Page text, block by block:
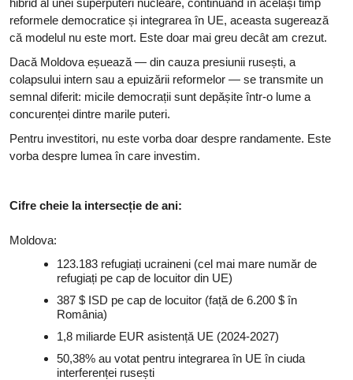
reformele democratice și integrarea în UE, aceasta sugerează
că modelul nu este mort. Este doar mai greu decât am crezut.
Dacă Moldova eșuează — din cauza presiunii rusești, a
colapsului intern sau a epuizării reformelor — se transmite un
semnal diferit: micile democrații sunt depășite într-o lume a
concurenței dintre marile puteri.
Pentru investitori, nu este vorba doar despre randamente. Este
vorba despre lumea în care investim.
Cifre cheie la intersecție de ani:
Moldova:
123.183 refugiați ucraineni (cel mai mare număr de
refugiați pe cap de locuitor din UE)
387 $ ISD pe cap de locuitor (față de 6.200 $ în
România)
1,8 miliarde EUR asistență UE (2024-2027)
50,38% au votat pentru integrarea în UE în ciuda
interferenței rusești